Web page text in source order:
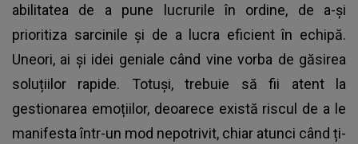
abilitatea de a pune lucrurile în ordine, de a-și
prioritiza sarcinile și de a lucra eficient în echipă.
Uneori, ai și idei geniale când vine vorba de găsirea
soluțiilor rapide. Totuși, trebuie să fii atent la
gestionarea emoțiilor, deoarece există riscul de a le
manifesta într-un mod nepotrivit, chiar atunci când ți-